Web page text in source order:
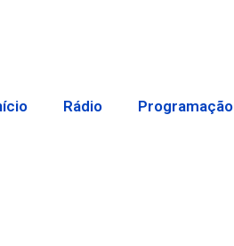
Rádio Programação